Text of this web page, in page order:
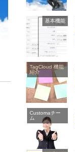
基本機能
TagCloud 機能
紹介
Customaチー
ム